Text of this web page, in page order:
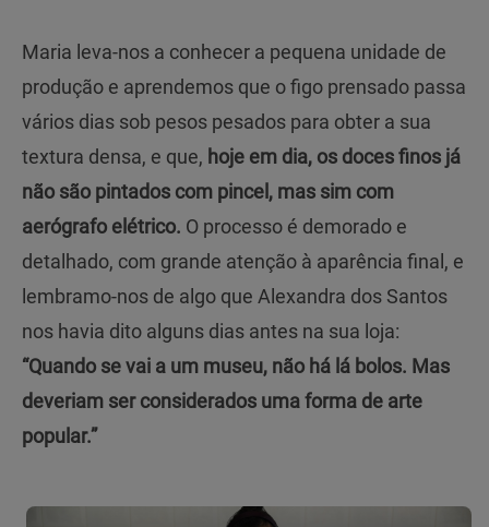
Maria leva-nos a conhecer a pequena unidade de
produção e aprendemos que o figo prensado passa
vários dias sob pesos pesados para obter a sua
textura densa, e que, hoje em dia, os doces finos já
não são pintados com pincel, mas sim com
aerógrafo elétrico. O processo é demorado e
detalhado, com grande atenção à aparência final, e
lembramo-nos de algo que Alexandra dos Santos
nos havia dito alguns dias antes na sua loja:
“Quando se vai a um museu, não há lá bolos. Mas
deveriam ser considerados uma forma de arte
popular.”